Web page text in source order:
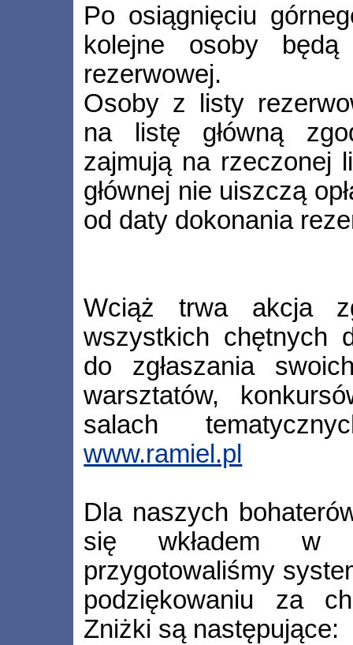
Po osiągnięciu
kolejne osoby
rezerwowej.
Osoby z listy
na listę główną
zajmują na rzeczonej
głównej nie uiszczą
od daty dokonania
Wciąż trwa akcja
wszystkich chętnych
do zgłaszania
warsztatów,
salach
www.ramiel.pl
Dla naszych
się wkładem w
przygotowaliśmy
podziękowaniu za
Zniżki są następujące: